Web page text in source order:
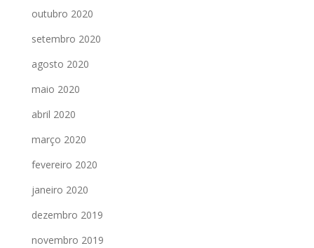
outubro 2020
setembro 2020
agosto 2020
maio 2020
abril 2020
março 2020
fevereiro 2020
janeiro 2020
dezembro 2019
novembro 2019